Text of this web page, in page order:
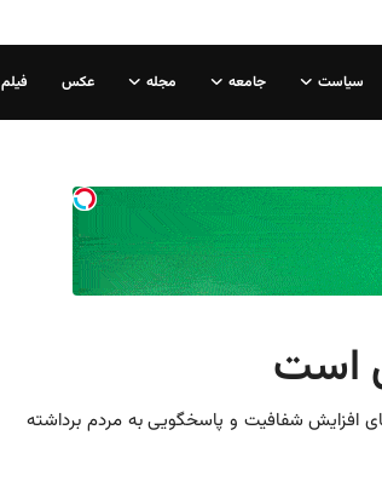
سیاست جامعه مجله عکس فیلم
است
افزایش شفافیت و پاسخگویی به مردم برداشته